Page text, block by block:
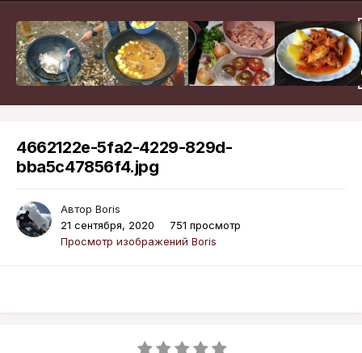
4662122e-5fa2-4229-829d-
bba5c47856f4.jpg
Автор Boris
21 сентября, 2020
751 просмотр
Просмотр изображений Boris